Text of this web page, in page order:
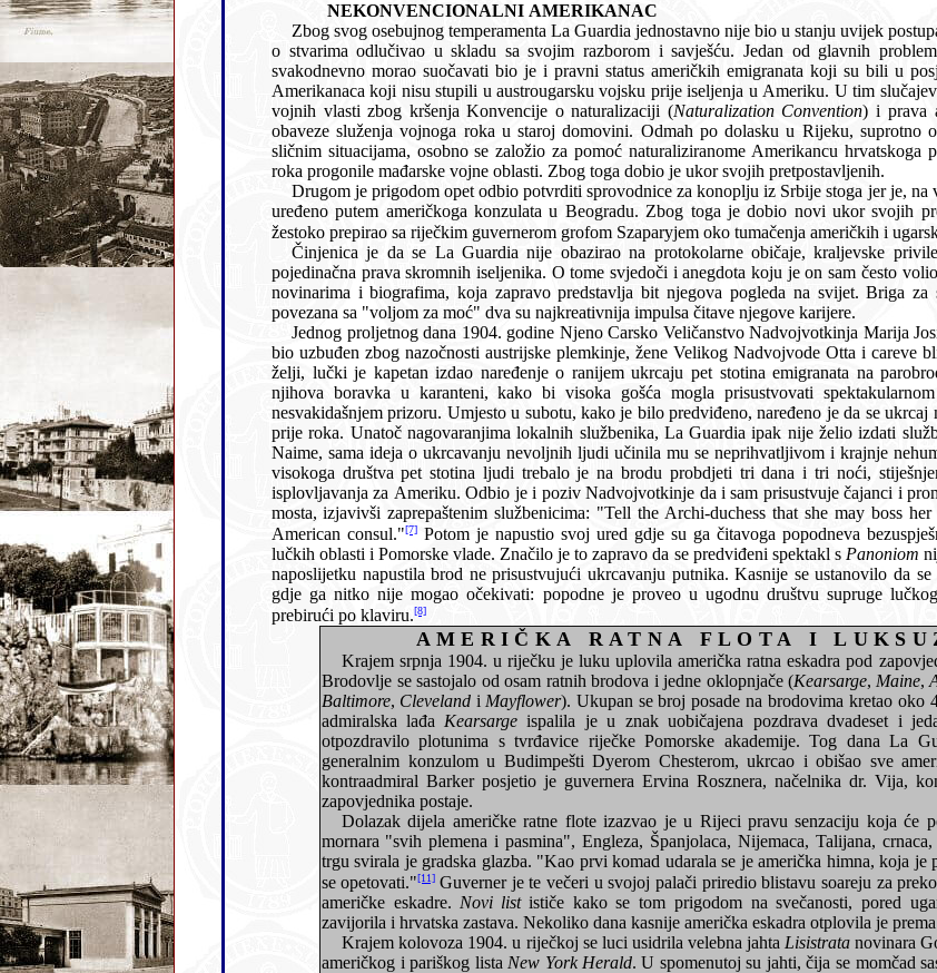
NEKONVENCIONALNI AMERIKANAC
Zbog svog osebujnog temperamenta La Guardia jednostavno nije bio u stanju uvijek postupati prema protokolarnim pravilima, već je
o stvarima odlučivao u skladu sa svojim razborom i savješću. Jedan od glavnih problema s kojim se kao američki predstavnik
svakodnevno morao suočavati bio je i pravni status američkih emigranata koji su bili u posjetu svome kraju, osobito naturaliziranih
Amerikanaca koji nisu stupili u austrougarsku vojsku prije iseljenja u Ameriku. U tim slučajevima trebalo je intervenirati kod službenih
vojnih vlasti zbog kršenja Konvencije o naturalizaciji (
Naturalization Convention) i prava
obaveze služenja vojnoga roka u staroj domovini. Odmah po dolasku u Rijeku, suprotno od uobičajenih i očekivanih postupaka u
sličnim situacijama, osobno se založio za pomoć naturaliziranome Amerikancu hrvatskoga porijekla kojega su radi služenja vojnoga
roka progonile mađarske vojne oblasti. Zbog toga dobio je ukor svojih pretpostavljenih.
Drugom je prigodom opet odbio potvrditi sprovodnice za konoplju iz Srbije stoga jer je, na vlastitu inicijativu, odlučio da to mora biti
uređeno putem američkoga konzulata u Beogradu. Zbog toga je dobio novi ukor svojih pretpostavljenih. Konačno, često se i vrlo
Činjenica je da se La Guardia nije obazirao na protokolarne običaje, kraljevske privilegije i birokratske uzance, uvijek štiteći
pojedinačna prava skromnih iseljenika. O tome svjedoči i anegdota koju je on sam često volio pripovijedati svojoj obitelji, prijateljima,
novinarima i biografima, koja zapravo predstavlja bit njegova pogleda na svijet. Briga za siromašne iskorijenjene ljude i ambicija
povezana sa "voljom za moć" dva su najkreativnija impulsa čitave njegove karijere.
Jednog proljetnog dana 1904. godine Njeno Carsko Veličanstvo Nadvojvotkinja Marija Josipa stigla je u posjet Rijeci. Čitav je grad
bio uzbuđen zbog nazočnosti austrijske plemkinje, žene Velikog Nadvojvode Otta i careve bliske rođakinje. Kako bi udovoljio njenoj
želji, lučki je kapetan izdao naređenje o ranijem ukrcaju pet stotina emigranata na
njihova boravka u karanteni, kako bi visoka gošća mogla prisustvovati spektakularnom ukrcavanju iseljenika i uživati u tom
nesvakidašnjem prizoru. Umjesto u subotu, kako je bilo predviđeno, naređeno je da se ukrcaj mora obaviti u četvrtak popodne, tri dana
prije roka. Unatoč nagovaranjima lokalnih službenika, La Guardia ipak nije želio izdati službeno zdravstveno odobrenje prije subote.
Naime, sama ideja o ukrcavanju nevoljnih ljudi učinila mu se neprihvatljivom i krajnje nehumanom: zbog puke zabave jedne dame iz
visokoga društva pet stotina ljudi trebalo je na brodu probdjeti tri dana i tri noći, stiješnjeni u svojim neudobnim kabinama, prije
isplovljavanja za Ameriku. Odbio je i poziv Nadvojvotkinje da i sam prisustvuje čajanci i promatra ukrcavanje putnika sa komandnoga
mosta, izjavivši zaprepaštenim službenicima: "Tell the Archi-duchess that she may boss her own immigrants, but she can´t boss the
American consul."[7]
lučkih oblasti i Pomorske vlade. Značilo je to zapravo da se predviđeni spektakl s Panoniom nije
naposlijetku napustila brod ne prisustvujući ukrcavanju putnika. Kasnije se ustanovilo da se američki konzularni agent nalazio ondje
gdje ga nitko nije mogao očekivati: popodne je proveo u ugodnu društvu supruge lučkoga kapetana, ćaskajući i ispijajući čaj te
prebirući po klaviru.[8]
AMERIČKA RATNA FLOTA I
Krajem srpnja 1904. u riječku je luku uplovila američka ratna eskadra pod zapovjedništvom kontraadmirala Barkera.
Brodovlje se sastojalo od osam ratnih brodova i jedne oklopnjače (Kearsarge, Maine,
Baltimore, Cleveland i Mayflower). Ukupan se broj posade na brodovima kretao oko 4000 ljudi. Prilikom ulaska u luku
admiralska lađa Kearsarge ispalila je u znak uobičajena pozdrava dvadeset i jedan topovski hitac, na što joj se
otpozdravilo plotunima s tvrđavice riječke Pomorske akademije. Tog dana La Guardia se, zajedno sa američkim
generalnim konzulom u Budimpešti Dyerom Chesterom, ukrcao i obišao sve američke ratne brodove. Nakon toga
kontraadmiral Barker posjetio je guvernera Ervina Rosznera, načelnika dr. Vija, konzularnoga agenta La Guardiju i
zapovjednika postaje.
Dolazak dijela američke ratne flote izazvao je u Rijeci pravu senzaciju koja će potrajati nekoliko dana. Bilo je tu
mornara "svih plemena i pasmina", Engleza, Španjolaca, Nijemaca, Talijana, crnaca, mulata, Kineza..Na Adamichevu
trgu svirala je gradska glazba. "Kao prvi komad udarala se je američka himna, koja je pozdravljena pljeskanjem i morala
se opetovati."[11]
američke eskadre. Novi listističe kako se tom prigodom na svečanosti, pored ugarske, američke i riječke zastave,
zavijorila i hrvatska zastava. Nekoliko dana kasnije američka eskadra
Krajem kolovoza 1904. u riječkoj se luci usidrila velebna jahta Lisistrata novinara
američkog i pariškog lista New York Herald. U spomenutoj su jahti, čija se momčad sastojala od osamdeset i tri čovjeka,